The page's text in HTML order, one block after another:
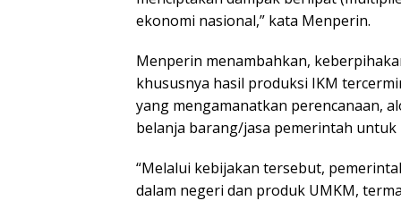
ekonomi nasional,” kata Menperin.
‎Menperin menambahkan,
khususnya hasil produksi IKM
yang mengamanatkan perencanaan,
belanja barang/jasa pemerintah
‎“Melalui kebijakan tersebut,
dalam negeri dan produk UMKM,